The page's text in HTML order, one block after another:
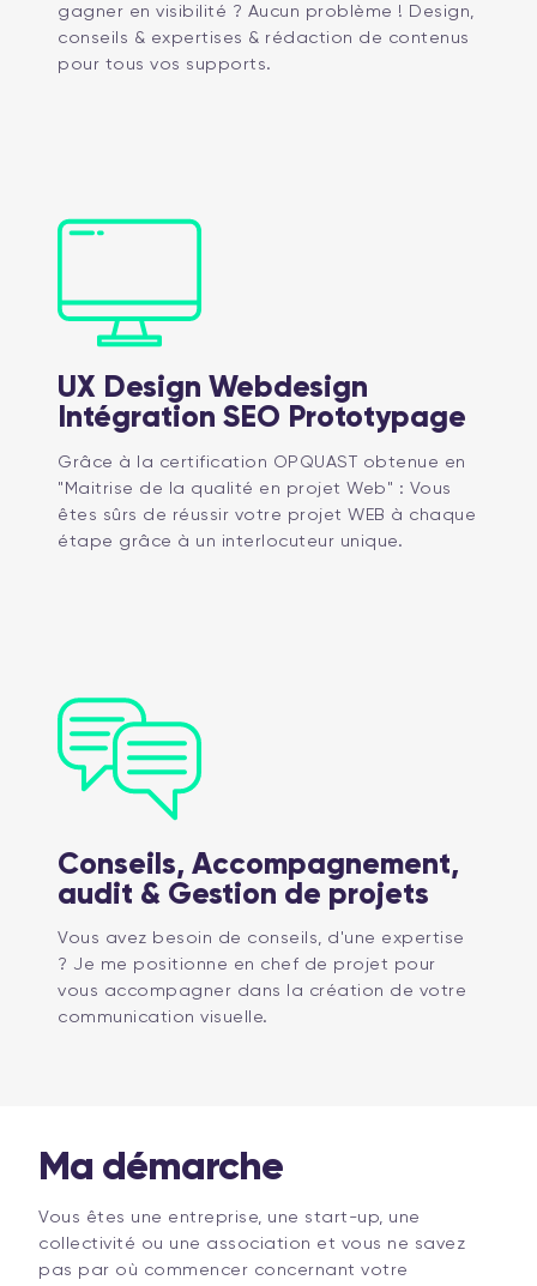
gagner en visibilité ? Aucun problème ! Design,
conseils & expertises & rédaction de contenus
pour tous vos supports.
UX Design Webdesign
Intégration SEO Prototypage
Grâce à la certification OPQUAST obtenue en
"Maitrise de la qualité en projet Web" : Vous
êtes sûrs de réussir votre projet WEB à chaque
étape grâce à un interlocuteur unique.
Conseils, Accompagnement,
audit & Gestion de projets
Vous avez besoin de conseils, d'une expertise
? Je me positionne en chef de projet pour
vous accompagner dans la création de votre
communication visuelle.
Ma démarche
Vous êtes une entreprise, une start-up, une
collectivité ou une association et vous ne savez
pas par où commencer concernant votre